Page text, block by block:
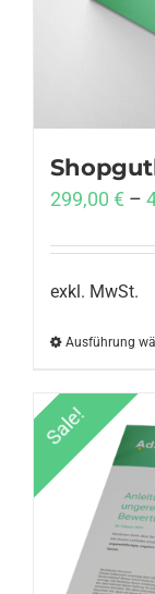
299,00 € –
exkl. MwSt.
Ausführung
Sale!